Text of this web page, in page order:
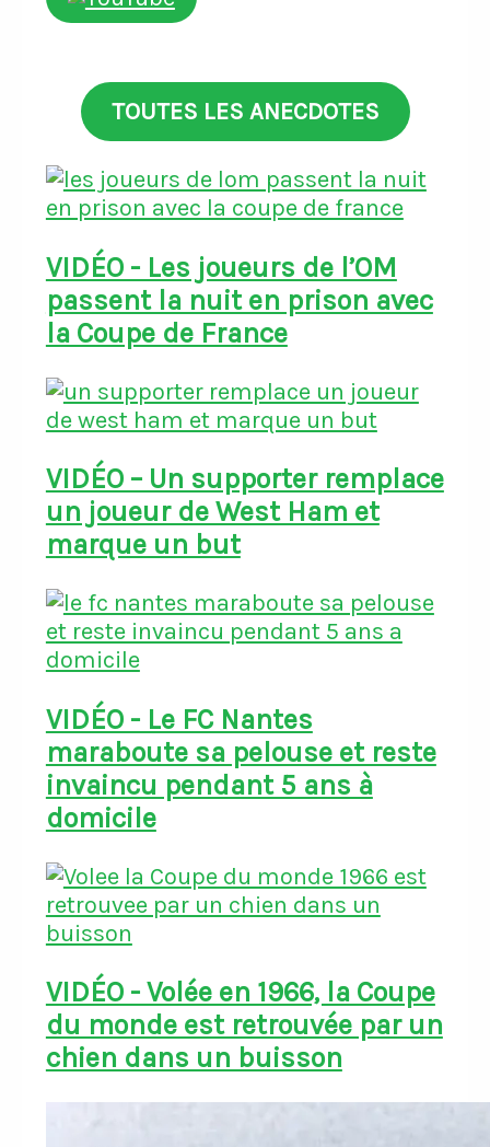
TOUTES LES ANECDOTES
VIDÉO - Les joueurs de l’OM
passent la nuit en prison avec
la Coupe de France
VIDÉO – Un supporter remplace
un joueur de West Ham et
marque un but
VIDÉO - Le FC Nantes
maraboute sa pelouse et reste
invaincu pendant 5 ans à
domicile
VIDÉO - Volée en 1966, la Coupe
du monde est retrouvée par un
chien dans un buisson